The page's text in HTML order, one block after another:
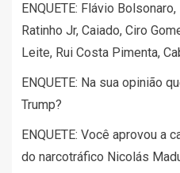
ENQUETE: Flávio
Ratinho Jr, Caiado, Ciro
Leite, Rui Costa Pimenta,
ENQUETE: Na sua opinião
Trump?
ENQUETE: Você aprovou a
do narcotráfico Nicolás